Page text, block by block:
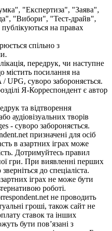
"Експертиза", "Заява",
"Вибори", "Тест-драйв",
на правах
спільно з
передрук, чи наступне
містить посилання на
UPG, суворо забороняється.
Я-Корреспондент є автор
та відтворення
аудіовізуальних творів
- суворо забороняється.
призначені для осіб
в азартних іграх може
Дотримуйтесь правил
гри. При виявленні перших
до спеціаліста.
іграх не може бути
роботі.
не проводить
гроші, також сайт не
ставок та інших
бути пов’язані з